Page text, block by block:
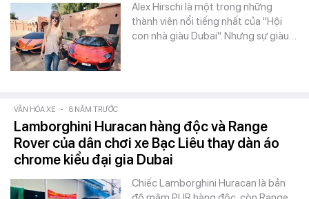
Alex Hirschi là một trong những
thành viên nổi tiếng nhất của "Hội
con nhà giàu Dubai". Nhưng sự giàu…
VĂN HÓA XE - 8 NĂM TRƯỚC
Lamborghini Huracan hàng độc và Range
Rover của dân chơi xe Bạc Liêu thay dàn áo
chrome kiểu đại gia Dubai
Chiếc Lamborghini Huracan là bản